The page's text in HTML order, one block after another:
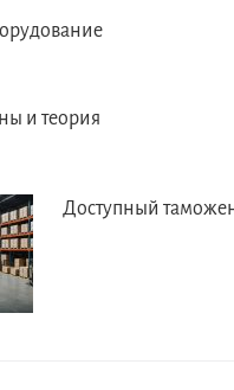
и теория
Доступный